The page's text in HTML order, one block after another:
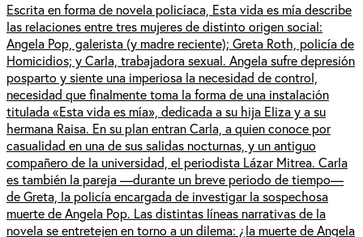
Escrita en forma de novela policíaca, Esta vida es mía describe
las relaciones entre tres mujeres de distinto origen social:
Angela Pop, galerista (y madre reciente); Greta Roth, policía de
Homicidios; y Carla, trabajadora sexual. Angela sufre depresión
posparto y siente una imperiosa la necesidad de control,
necesidad que finalmente toma la forma de una instalación
titulada «Esta vida es mía», dedicada a su hija Eliza y a su
hermana Raisa. En su plan entran Carla, a quien conoce por
casualidad en una de sus salidas nocturnas, y un antiguo
compañero de la universidad, el periodista Lázar Mitrea. Carla
es también la pareja —durante un breve periodo de tiempo—
de Greta, la policía encargada de investigar la sospechosa
muerte de Angela Pop. Las distintas líneas narrativas de la
novela se entretejen en torno a un dilema: ¿la muerte de Angela